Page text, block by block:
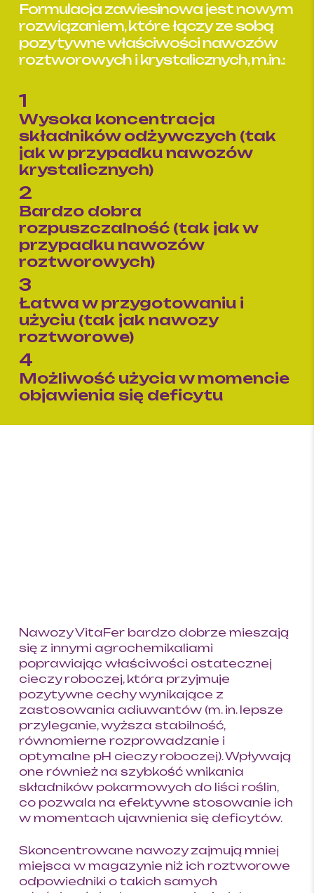
Formulacja zawiesinowa jest nowym
rozwiązaniem, które łączy ze sobą
pozytywne właściwości nawozów
roztworowych i krystalicznych, m.in.:
1
Wysoka koncentracja
składników odżywczych (tak
jak w przypadku nawozów
krystalicznych)
2
Bardzo dobra
rozpuszczalność (tak jak w
przypadku nawozów
roztworowych)
3
Łatwa w przygotowaniu i
użyciu (tak jak nawozy
roztworowe)
4
Możliwość użycia w momencie
objawienia się deficytu
Nawozy VitaFer bardzo dobrze mieszają
się z innymi agrochemikaliami
poprawiając właściwości ostatecznej
cieczy roboczej, która przyjmuje
pozytywne cechy wynikające z
zastosowania adiuwantów (m. in. lepsze
przyleganie, wyższa stabilność,
równomierne rozprowadzanie i
optymalne pH cieczy roboczej). Wpływają
one również na szybkość wnikania
składników pokarmowych do liści roślin,
co pozwala na efektywne stosowanie ich
w momentach ujawnienia się deficytów.
Skoncentrowane nawozy zajmują mniej
miejsca w magazynie niż ich roztworowe
odpowiedniki o takich samych